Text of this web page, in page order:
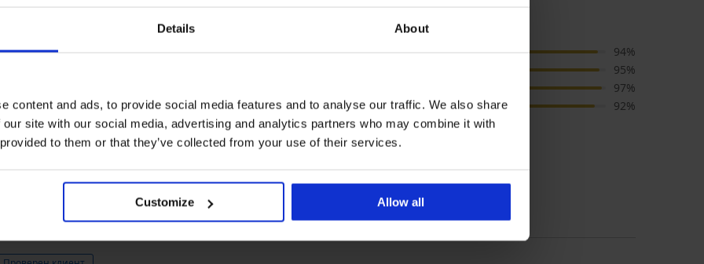
Details About
content and ads, to provide social media features and to analyse our traffic. We also share
site with our social media, advertising and analytics partners who may combine it with
to them or that they’ve collected from your use of their services.
Customize Allow all
НА ПРОДУКТ Клин Comfort Capri
5
4x
2
0x
1
0x
качество
94%
95%
97%
цена
92%
Закупен след 'Консултация' за размер